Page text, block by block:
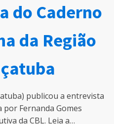
do Caderno
da Região
publicou a entrevista
por Fernanda Gomes
da CBL. Leia a…